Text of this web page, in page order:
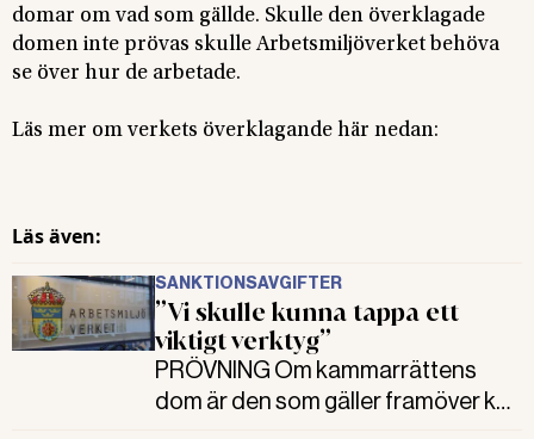
domar om vad som gällde. Skulle den överklagade
domen inte prövas skulle Arbetsmiljöverket behöva
se över hur de arbetade.
Läs mer om verkets överklagande här nedan:
Läs även:
SANKTIONSAVGIFTER
”Vi skulle kunna tappa ett
viktigt verktyg”
PRÖVNING Om kammarrättens
dom är den som gäller framöver kan